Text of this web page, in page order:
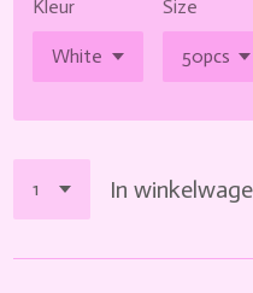
Kleur Size
In